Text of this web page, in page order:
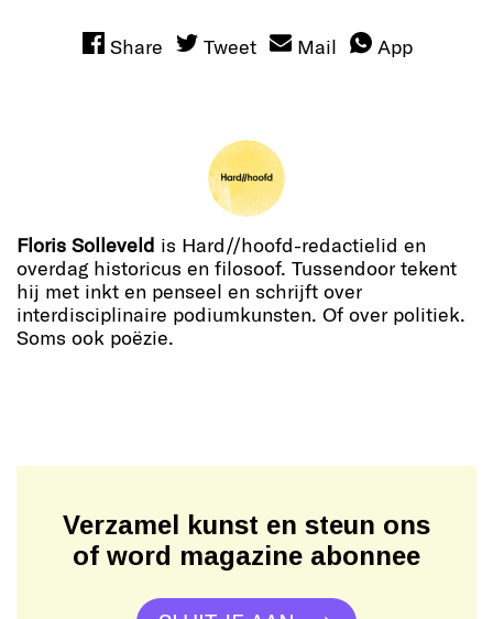
Share Tweet Mail App
Floris Solleveld is Hard//hoofd-redactielid en
overdag historicus en filosoof. Tussendoor tekent
hij met inkt en penseel en schrijft over
interdisciplinaire podiumkunsten. Of over politiek.
Soms ook poëzie.
Verzamel kunst en steun ons
of word magazine abonnee